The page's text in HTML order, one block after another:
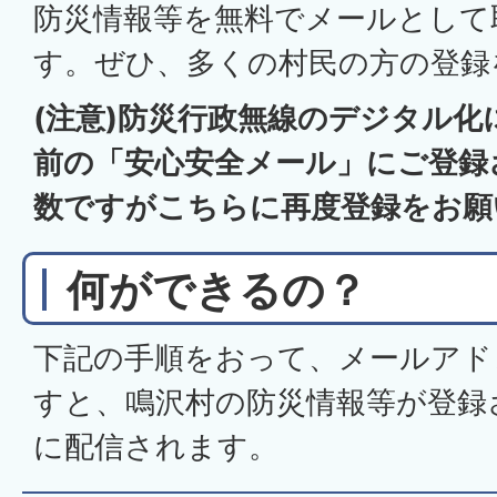
防災情報等を無料でメールとし
す。ぜひ、多くの村民の方の登
(注意)防災行政無線のデジタル化
前の「安心安全メール」にご登
数ですがこちらに再度登録をお
何ができるの？
下記の手順をおって、メールア
すと、鳴沢村の防災情報等が登
に配信されます。